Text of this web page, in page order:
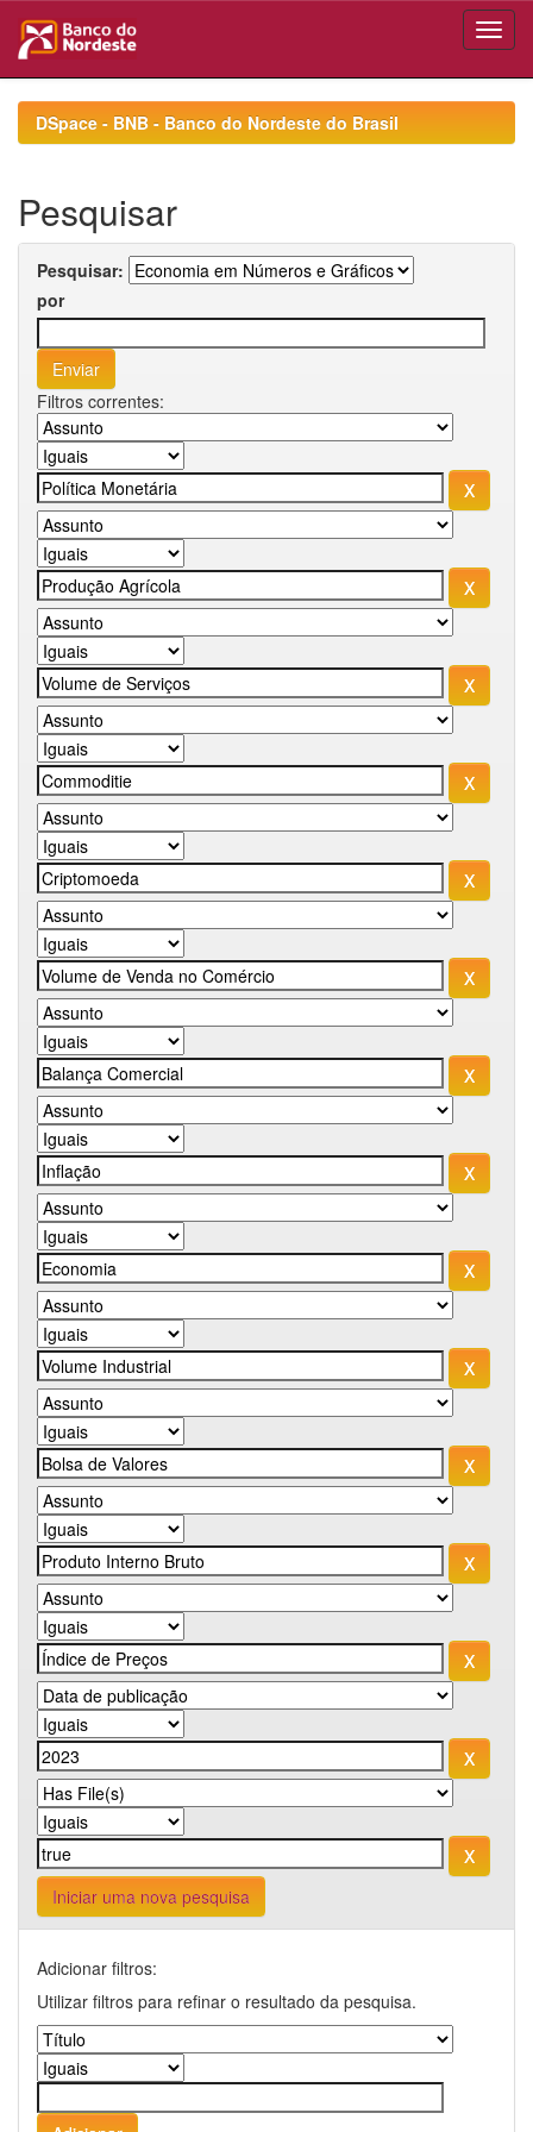
navigationDSpace - BNB - Banco do Nordeste do Brasil
Pesquisar
Pesquisar:
por
Filtros correntes:
Iniciar uma nova pesquisa
Adicionar filtros:
Utilizar filtros para refinar o resultado da pesquisa.